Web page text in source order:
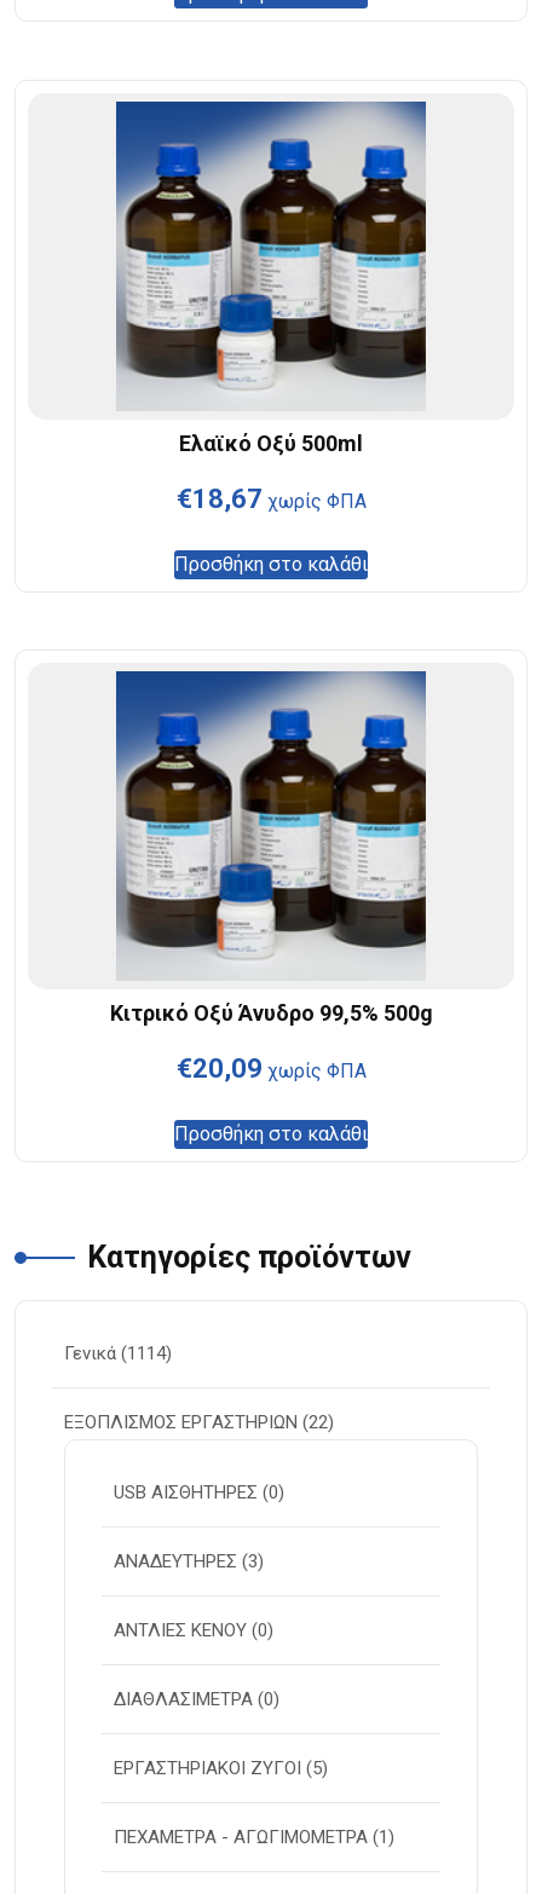
Ελαϊκό Οξύ 500ml
€18,67 χωρίς ΦΠΑ
Προσθήκη στο καλάθι
Κιτρικό Οξύ Άνυδρο 99,5% 500g
€20,09 χωρίς ΦΠΑ
Προσθήκη στο καλάθι
Κατηγορίες προϊόντων
Γενικά (1114)
ΕΞΟΠΛΙΣΜΟΣ ΕΡΓΑΣΤΗΡΙΩΝ (22)
USB ΑΙΣΘΗΤΗΡΕΣ (0)
ΑΝΑΔΕΥΤΗΡΕΣ (3)
ΑΝΤΛΙΕΣ ΚΕΝΟΥ (0)
ΔΙΑΘΛΑΣΙΜΕΤΡΑ (0)
ΕΡΓΑΣΤΗΡΙΑΚΟΙ ΖΥΓΟΙ (5)
ΠΕΧΑΜΕΤΡΑ - ΑΓΩΓΙΜΟΜΕΤΡΑ (1)